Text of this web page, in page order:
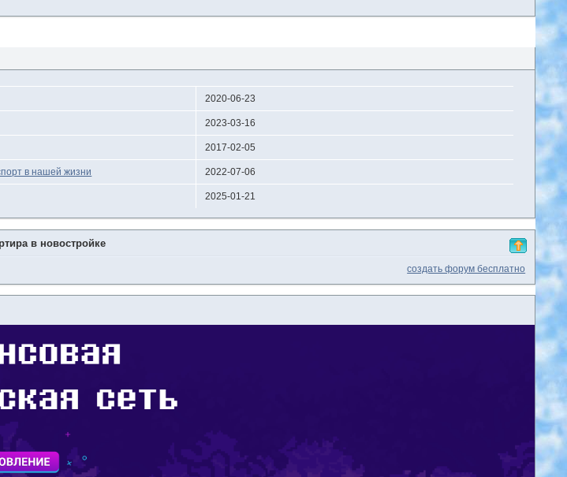
2020-06-23
2023-03-16
2017-02-05
в нашей жизни 2022-07-06
2025-01-21
в новостройке
создать форум бесплатно